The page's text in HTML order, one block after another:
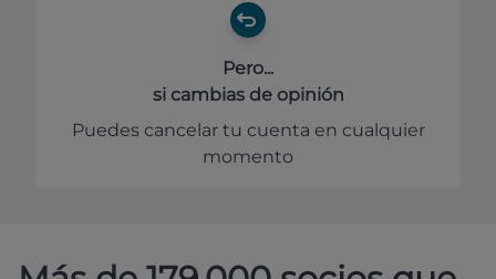
Pero...
si cambias de opinión
Puedes cancelar tu cuenta en cualquier
momento